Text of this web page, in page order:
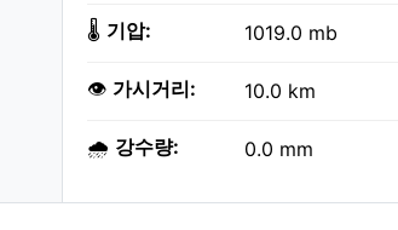
🌡️ 기압: 1019.0 mb
👁️ 가시거리: 10.0 km
🌧️ 강수량: 0.0 mm